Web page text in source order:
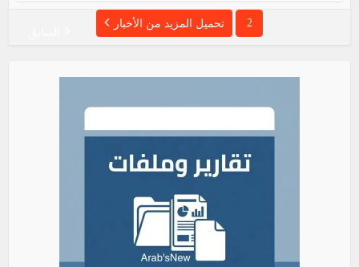
2 تحميل المزيد من الأخبار